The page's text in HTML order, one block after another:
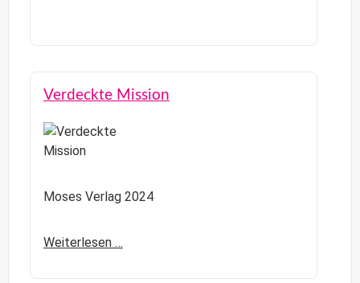
Verdeckte Mission
Moses Verlag 2024
Weiterlesen …